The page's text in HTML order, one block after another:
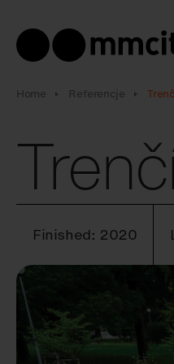
Home Referencje
Finished: 2020